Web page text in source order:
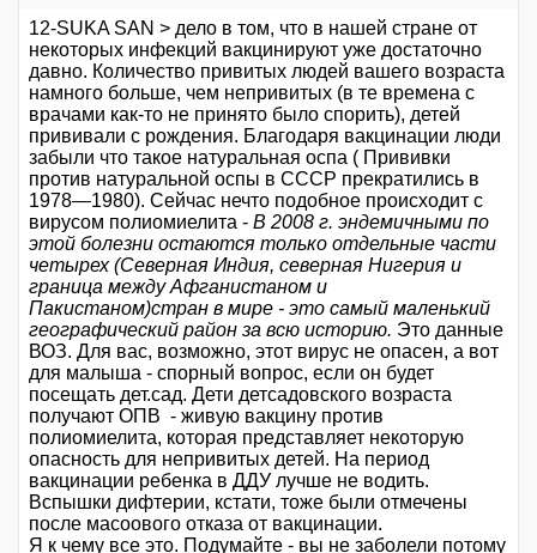
12-SUKA SAN > дело в том, что в нашей стране от
некоторых инфекций вакцинируют уже достаточно
давно. Количество привитых людей вашего возраста
намного больше, чем непривитых (в те времена с
врачами как-то не принято было спорить), детей
прививали с рождения. Благодаря вакцинации люди
забыли что такое натуральная оспа ( Прививки
против натуральной оспы в СССР прекратились в
1978—1980). Сейчас нечто подобное происходит с
вирусом полиомиелита - В 2008 г. эндемичными по
этой болезни остаются только отдельные части
четырех (Северная Индия, северная Нигерия и
граница между Афганистаном и
Пакистаном)стран в мире - это самый маленький
географический район за всю историю. Это данные
ВОЗ. Для вас, возможно, этот вирус не опасен, а вот
для малыша - спорный вопрос, если он будет
посещать дет.сад. Дети детсадовского возраста
получают ОПВ - живую вакцину против
полиомиелита, которая представляет некоторую
опасность для непривитых детей. На период
вакцинации ребенка в ДДУ лучше не водить.
Вспышки дифтерии, кстати, тоже были отмечены
после масоового отказа от вакцинации.
Я к чему все это. Подумайте - вы не заболели потому